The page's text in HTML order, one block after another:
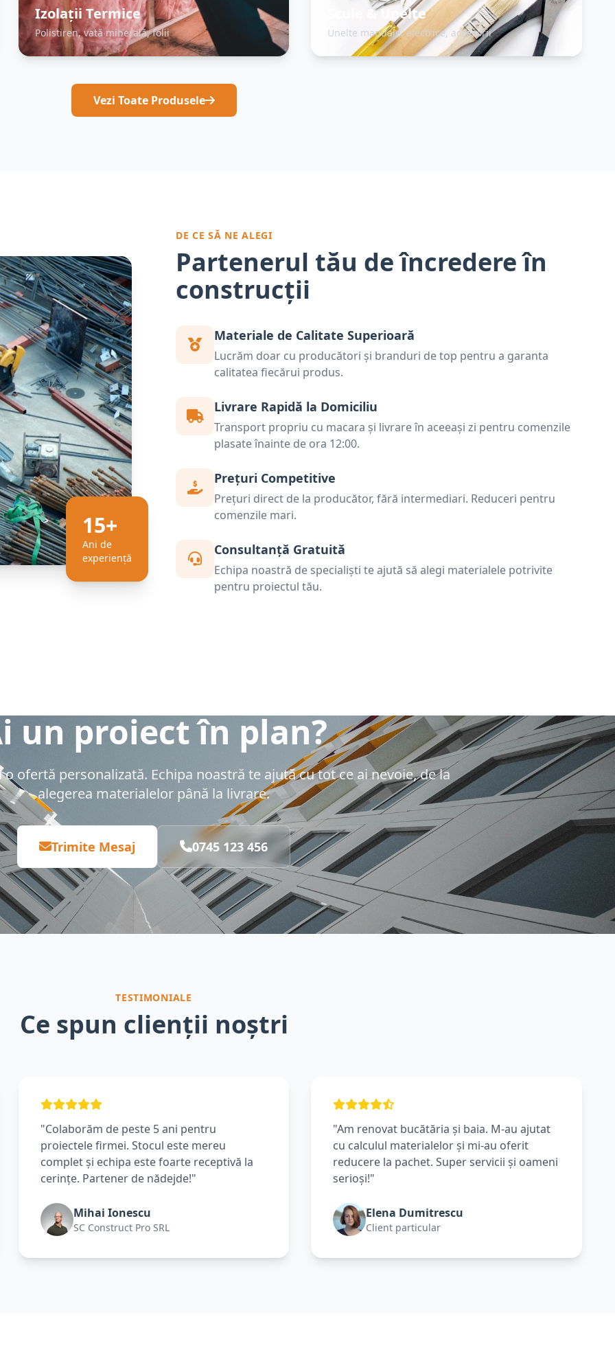
Izolații Termice
Polistiren, vată minerală, folii
Scule & Unelte
Unelte manuale, electrice, accesorii
Vezi Toate Produsele
15+
Ani de
experiență
DE CE SĂ NE ALEGI
Partenerul tău de încredere în
construcții
Materiale de Calitate Superioară
Lucrăm doar cu producători și branduri de top pentru a garanta
calitatea fiecărui produs.
Livrare Rapidă la Domiciliu
Transport propriu cu macara și livrare în aceeași zi pentru comenzile
plasate înainte de ora 12:00.
Prețuri Competitive
Prețuri direct de la producător, fără intermediari. Reduceri pentru
comenzile mari.
Consultanță Gratuită
Echipa noastră de specialiști te ajută să alegi materialele potrivite
pentru proiectul tău.
un proiect în plan?
ofertă personalizată. Echipa noastră te ajută cu tot ce ai nevoie, de la
alegerea materialelor până la livrare.
Trimite Mesaj 0745 123 456
TESTIMONIALE
Ce spun clienții noștri
"Colaborăm de peste 5 ani pentru
proiectele firmei. Stocul este mereu
complet și echipa este foarte receptivă la
cerințe. Partener de nădejde!"
Mihai Ionescu
SC Construct Pro SRL
"Am renovat bucătăria și baia. M-au ajutat
cu calculul materialelor și mi-au oferit
reducere la pachet. Super servicii și oameni
serioși!"
Elena Dumitrescu
Client particular